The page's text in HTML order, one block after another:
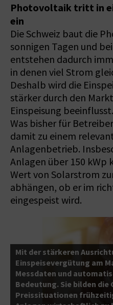
Photovoltaik tritt in
ein
Die Schweiz baut die
sonnigen Tagen und
entstehen dadurch
in denen viel Strom
Deshalb wird die
stärker durch den
Einspeisung beeinflusst.
Was bisher für
damit zu einem
Anlagenbetrieb.
Anlagen über 150
Wert von Solarstrom
abhängen, ob er im
eingespeist wird.
Mit der stärkeren
Einspeisevergütung am
Messdaten und
Bedeutung. Sie bilden
Preissituationen